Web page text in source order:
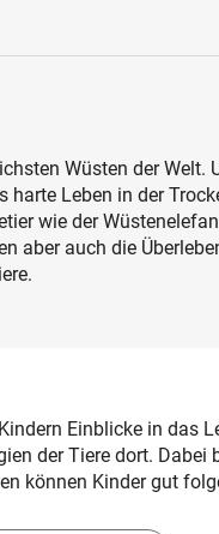
Wüsten der Welt.
harte Leben in der
wie der
aber auch die
Einblicke in das
der Tiere dort. Dabei
können Kinder gut